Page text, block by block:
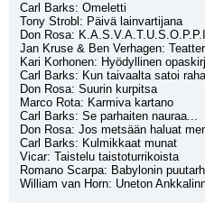
Carl Barks: Omeletti
Tony Strobl: Päivä lainvartijana
Don Rosa:
Jan Kruse & Ben Verhagen:
Kari Korhonen: Hyödyllinen
Carl Barks: Kun taivaalta satoi
Don Rosa: Suurin kurpitsa
Marco Rota: Karmiva kartano
Carl Barks: Se parhaiten nauraa...
Don Rosa: Jos metsään haluat
Carl Barks: Kulmikkaat munat
Vicar: Taistelu taistoturrikoista
Romano Scarpa: Babylonin
William van Horn: Uneton